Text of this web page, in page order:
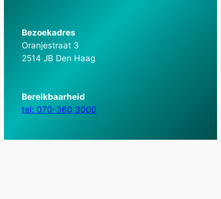
Bezoekadres
Oranjestraat 3
2514 JB Den Haag
Bereikbaarheid
tel: 070-360 3000